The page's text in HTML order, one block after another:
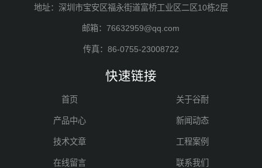
地址：深圳市宝安区福永街道富桥工业区二区10栋2层
邮箱：76632959@qq.com
传真：86-0755-23008722
快速链接
首页 关于谷耐
产品中心 新闻动态
技术文章 工程案例
在线留言 联系我们